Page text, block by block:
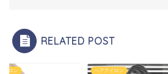
RELATED POST
イロン ヘアアイロン